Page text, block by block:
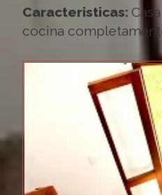
Caracteristicas:
cocina